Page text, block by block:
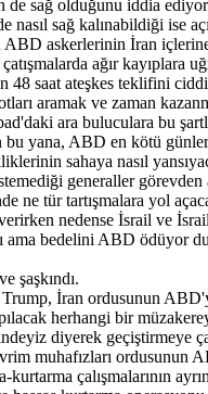
sağ olduğunu iddia
sağ kalınabildiği ise
askerlerinin İran içlerine
ağır kayıplara
saat ateşkes teklifini
aramak ve zaman
ara buluculara bu
bu yana, ABD en kötü
sahaya nasıl
generaller görevden
ne tür tartışmalara yol
nedense İsrail ve
ama bedelini ABD ödüyor
şaşkındı.
İran ordusunun
herhangi bir
diyerek geçiştirmeye
muhafızları ordusunun
çalışmalarının